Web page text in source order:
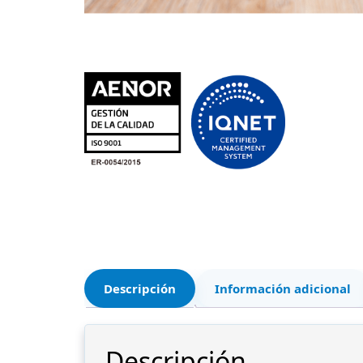
Descripción Información adicional